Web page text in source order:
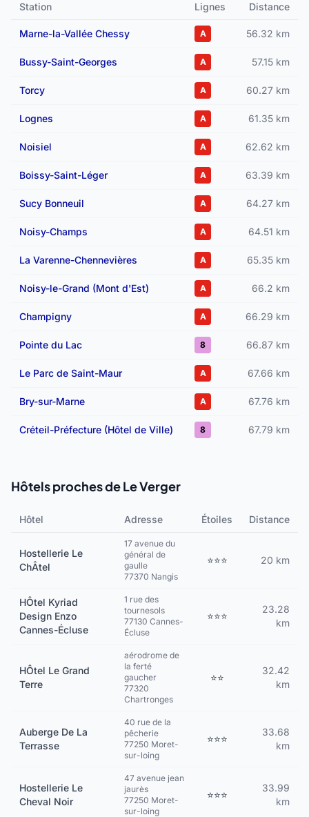
Station Lignes Distance
Marne-la-Vallée Chessy A 56.32 km
Bussy-Saint-Georges A 57.15 km
Torcy A 60.27 km
Lognes A 61.35 km
Noisiel A 62.62 km
Boissy-Saint-Léger A 63.39 km
Sucy Bonneuil A 64.27 km
Noisy-Champs A 64.51 km
La Varenne-Chennevières A 65.35 km
Noisy-le-Grand (Mont d'Est) A 66.2 km
Champigny A 66.29 km
Pointe du Lac 8 66.87 km
Le Parc de Saint-Maur A 67.66 km
Bry-sur-Marne A 67.76 km
Créteil-Préfecture (Hôtel de Ville) 8 67.79 km
Hôtels proches de Le Verger
Hôtel Adresse Étoiles Distance
Hostellerie Le
ChÂtel
17 avenue du
général de
gaulle
77370 Nangis
⭐⭐⭐ 20 km
HÔtel Kyriad
Design Enzo
Cannes-Écluse
1 rue des
tournesols
77130 Cannes-
Écluse
⭐⭐⭐
23.28
km
HÔtel Le Grand
Terre
aérodrome de
la ferté
gaucher
77320
Chartronges
⭐⭐
32.42
km
Auberge De La
Terrasse
40 rue de la
pêcherie
77250 Moret-
sur-loing
⭐⭐⭐
33.68
km
Hostellerie Le
Cheval Noir
47 avenue jean
jaurès
77250 Moret-
sur-loing
⭐⭐⭐
33.99
km